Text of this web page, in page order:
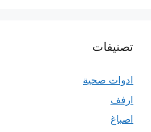
تصنيفات
ادوات صحية
ارفف
اصباغ